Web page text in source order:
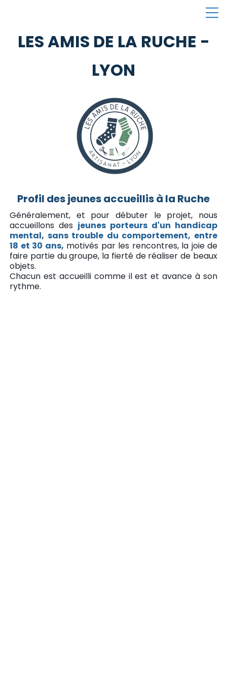
LES AMIS DE LA RUCHE -
LYON
Profil des jeunes accueillis à la Ruche
Généralement, et pour débuter le projet, nous
accueillons des jeunes porteurs d'un handicap
mental, sans trouble du comportement, entre
18 et 30 ans, motivés par les rencontres, la joie de
faire partie du groupe, la fierté de réaliser de beaux
objets.
Chacun est accueilli comme il est et avance à son
rythme.